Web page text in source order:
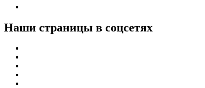
Наши страницы в соцсетях